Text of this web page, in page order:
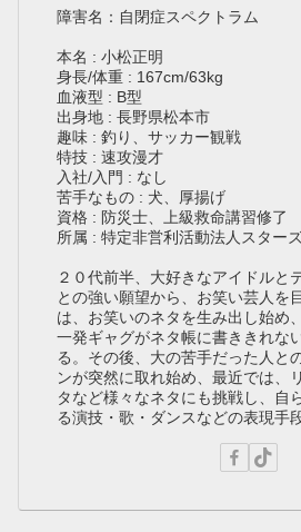
障害名：自閉症スペクトラム
本名 : 小松正明
身長/体重 : 167cm/63kg
血液型 : B型
出身地 : 長野県松本市
趣味 : 釣り、サッカー観戦
特技 : 速攻漫才
入社/入門 : なし
苦手なもの : 犬、厚揚げ
資格 : 防災士、上級救命講習修了
所属 : 特定非営利活動法人スター
２０代前半、大好きなアイドルと
との強い願望から、お笑い芸人を
は、お笑いのネタを生み出し始め
一発ギャグがネタ帳に書ききれな
る。その後、大の苦手だった人と
ンが突然に取れ始め、最近では、
タなど様々なネタにも挑戦し、自
る演技・歌・ダンスなどの表現手